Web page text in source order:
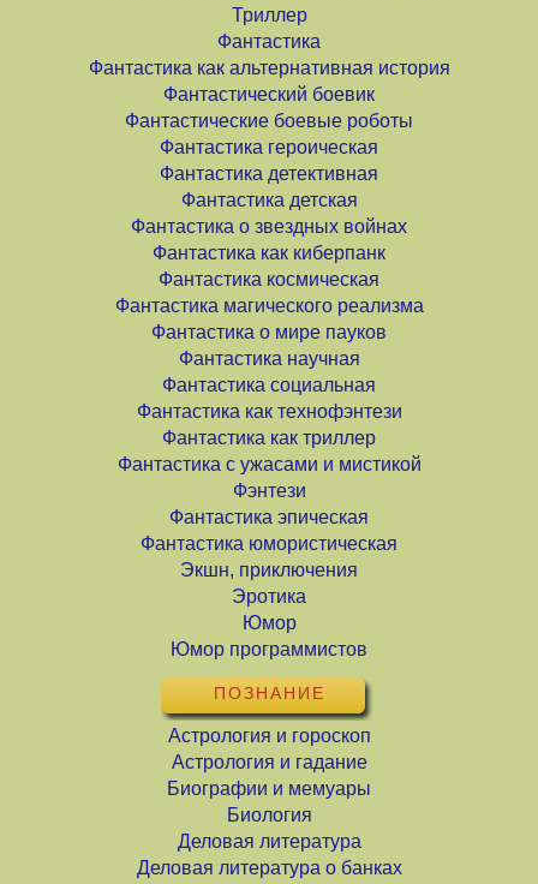
Триллер
Фантастика
Фантастика как альтернативная история
Фантастический боевик
Фантастические боевые роботы
Фантастика героическая
Фантастика детективная
Фантастика детская
Фантастика о звездных войнах
Фантастика как киберпанк
Фантастика космическая
Фантастика магического реализма
Фантастика о мире пауков
Фантастика научная
Фантастика социальная
Фантастика как технофэнтези
Фантастика как триллер
Фантастика с ужасами и мистикой
Фэнтези
Фантастика эпическая
Фантастика юмористическая
Экшн, приключения
Эротика
Юмор
Юмор программистов
ПОЗНАНИЕ
Астрология и гороскоп
Астрология и гадание
Биографии и мемуары
Биология
Деловая литература
Деловая литература о банках